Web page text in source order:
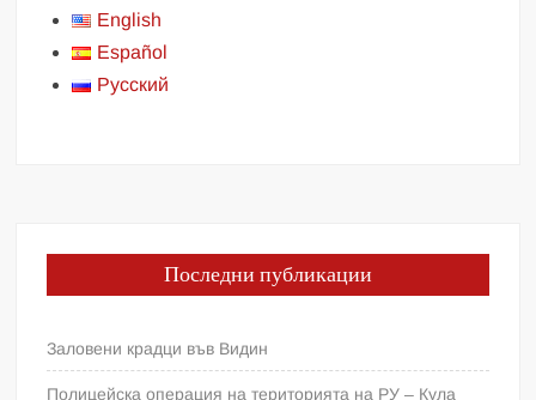
English
Español
Русский
Последни публикации
Заловени крадци във Видин
Полицейска операция на територията на РУ – Кула